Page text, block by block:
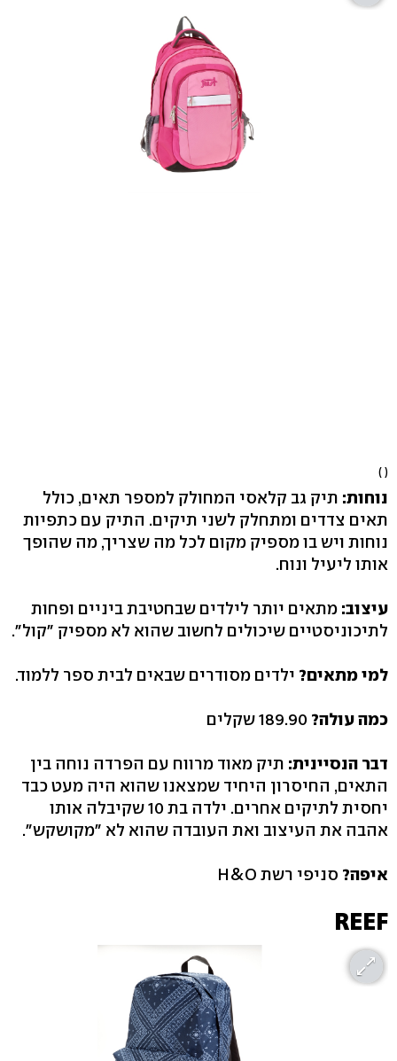
( )
נוחות: תיק גב קלאסי המחולק למספר תאים, כולל
תאים צדדים ומתחלק לשני תיקים. התיק עם כתפיות
נוחות ויש בו מספיק מקום לכל מה שצריך, מה שהופך
אותו ליעיל ונוח.
עיצוב: מתאים יותר לילדים שבחטיבת ביניים ופחות
לתיכוניסטיים שיכולים לחשוב שהוא לא מספיק "קול".
למי מתאים? ילדים מסודרים שבאים לבית ספר ללמוד.
כמה עולה?
דבר הנסיינית: תיק מאוד מרווח עם הפרדה נוחה בין
התאים, החיסרון היחיד שמצאנו שהוא היה מעט כבד
יחסית לתיקים אחרים. ילדה בת 10 שקיבלה אותו
אהבה את העיצוב ואת העובדה שהוא לא "מקושקש".
איפה? סניפי רשת H&O
REEF